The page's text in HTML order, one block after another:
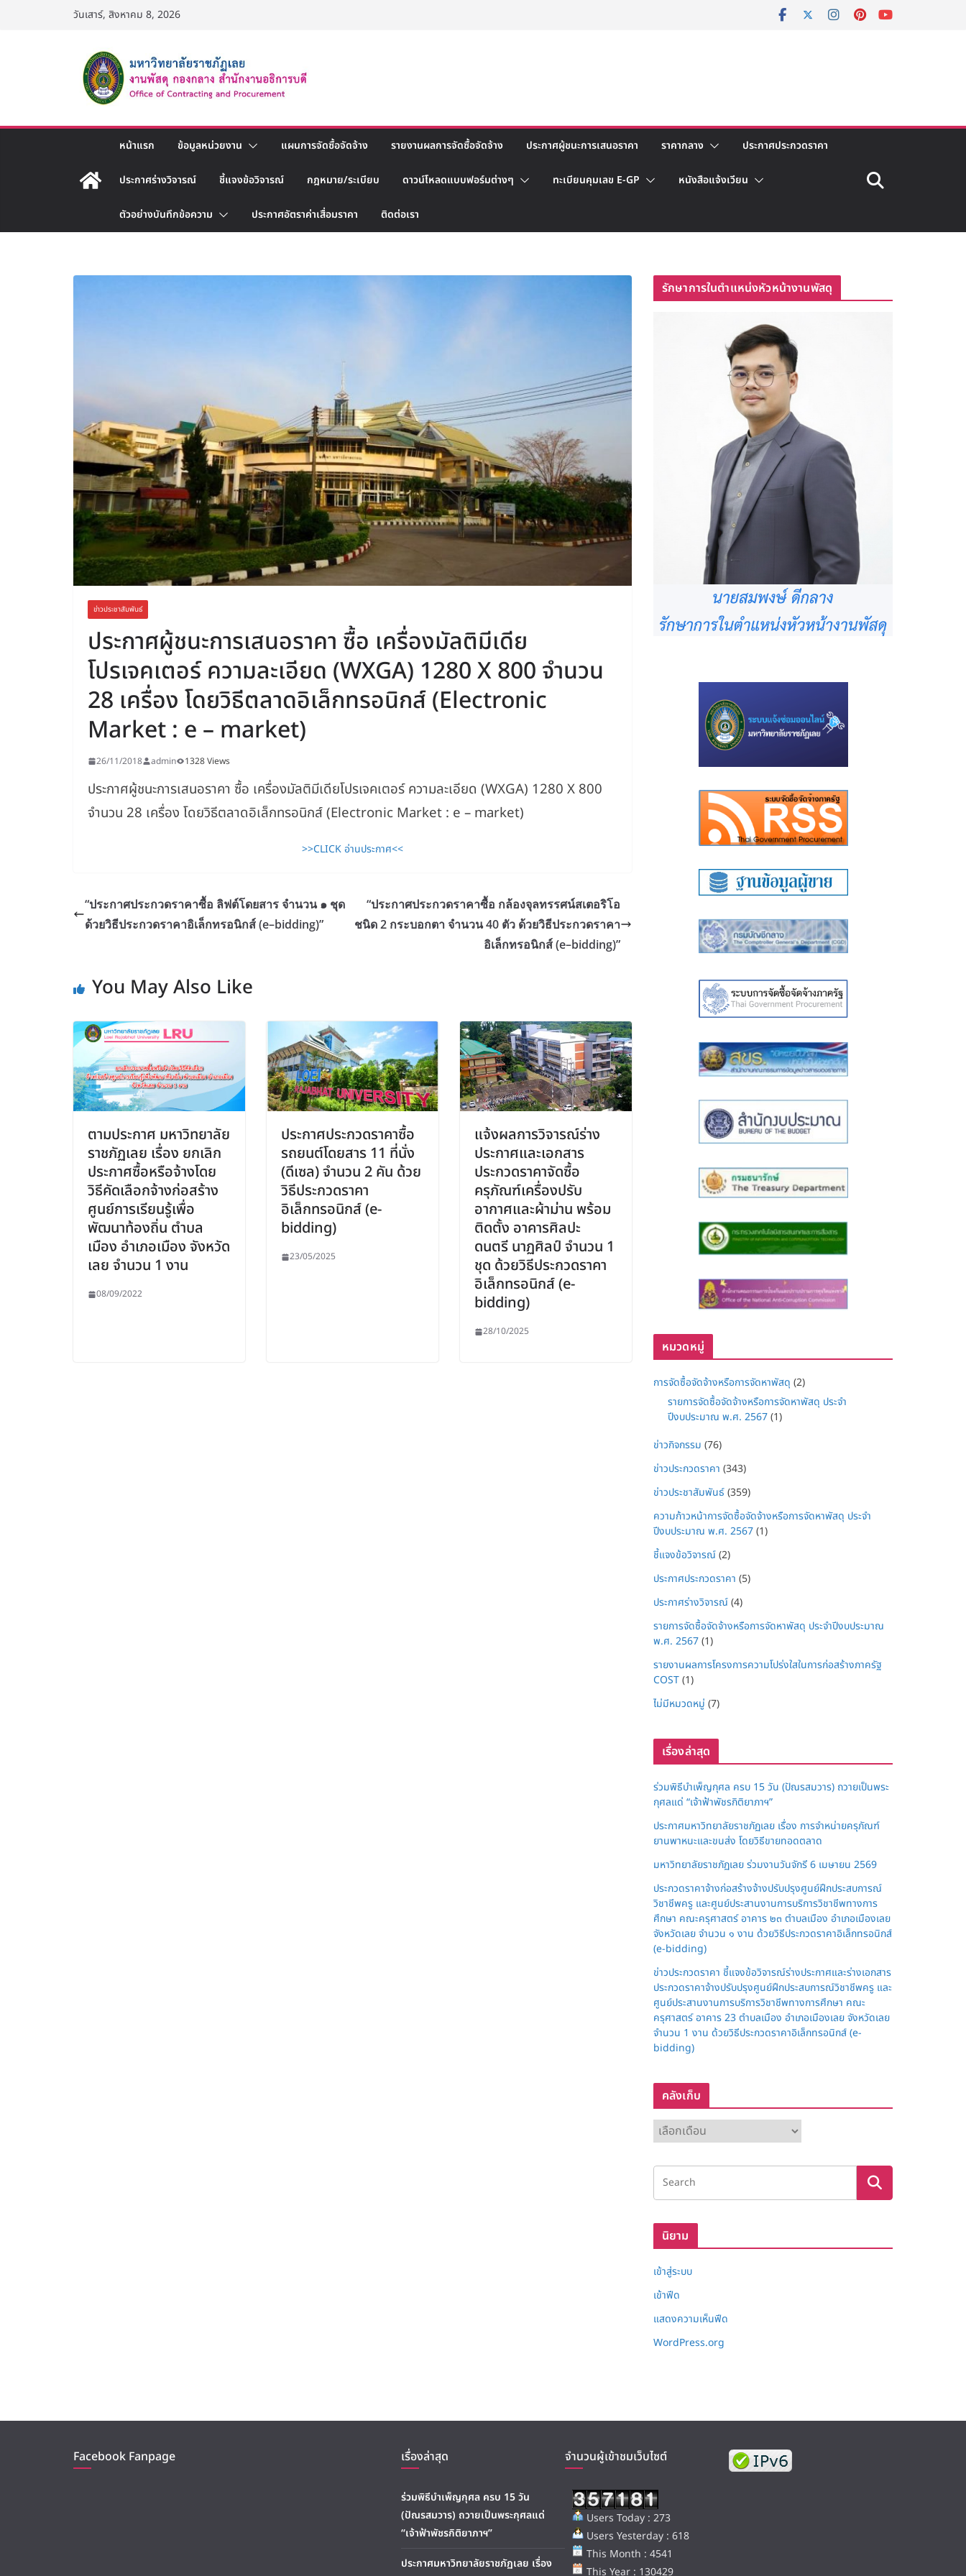
วันเสาร์, สิงหาคม 8, 2026
หน้าแรก ข้อมูลหน่วยงาน แผนการจัดซื้อจัดจ้าง รายงานผลการจัดซื้อจัดจ้าง ประกาศผู้ชนะการเสนอราคา ราคากลาง ประกาศประกวดราคา
ประกาศร่างวิจารณ์ ชี้แจงข้อวิจารณ์ กฎหมาย/ระเบียบ ดาวน์โหลดแบบฟอร์มต่างๆ ทะเบียนคุมเลข E-GP หนังสือแจ้งเวียน
ตัวอย่างบันทึกข้อความ ประกาศอัตราค่าเสื่อมราคา ติดต่อเรา
ข่าวประชาสัมพันธ์
ประกาศผู้ชนะการเสนอราคา ซื้อ เครื่องมัลติมีเดีย
โปรเจคเตอร์ ความละเอียด (WXGA) 1280 X 800 จำนวน
28 เครื่อง โดยวิธีตลาดอิเล็กทรอนิกส์ (Electronic
Market : e – market)
26/11/2018 admin 1328 Views
ประกาศผู้ชนะการเสนอราคา ซื้อ เครื่องมัลติมีเดียโปรเจคเตอร์ ความละเอียด (WXGA) 1280 X 800
จำนวน 28 เครื่อง โดยวิธีตลาดอิเล็กทรอนิกส์ (Electronic Market : e – market)
>>CLICK อ่านประกาศ<<
“ประกาศประกวดราคาซื้อ ลิฟต์โดยสาร จำนวน ๑ ชุด
ด้วยวิธีประกวดราคาอิเล็กทรอนิกส์ (e–bidding)”
“ประกาศประกวดราคาซื้อ กล้องจุลทรรศน์สเตอริโอ
ชนิด 2 กระบอกตา จำนวน 40 ตัว ด้วยวิธีประกวดราคา
อิเล็กทรอนิกส์ (e–bidding)”
You May Also Like
ตามประกาศ มหาวิทยาลัย
ราชภัฏเลย เรื่อง ยกเลิก
ประกาศซื้อหรือจ้างโดย
วิธีคัดเลือกจ้างก่อสร้าง
ศูนย์การเรียนรู้เพื่อ
พัฒนาท้องถิ่น ตำบล
เมือง อำเภอเมือง จังหวัด
เลย จำนวน 1 งาน
08/09/2022
ประกาศประกวดราคาซื้อ
รถยนต์โดยสาร 11 ที่นั่ง
(ดีเซล) จำนวน 2 คัน ด้วย
วิธีประกวดราคา
อิเล็กทรอนิกส์ (e-
bidding)
23/05/2025
แจ้งผลการวิจารณ์ร่าง
ประกาศและเอกสาร
ประกวดราคาจัดซื้อ
ครุภัณฑ์เครื่องปรับ
อากาศและผ้าม่าน พร้อม
ติดตั้ง อาคารศิลปะ
ดนตรี นาฏศิลป์ จำนวน 1
ชุด ด้วยวิธีประกวดราคา
อิเล็กทรอนิกส์ (e-
bidding)
28/10/2025
รักษาการในตำแหน่งหัวหน้างานพัสดุ
หมวดหมู่
การจัดซื้อจัดจ้างหรือการจัดหาพัสดุ (2)
รายการจัดซื้อจัดจ้างหรือการจัดหาพัสดุ ประจำ
ปีงบประมาณ พ.ศ. 2567(1)
ข่าวกิจกรรม (76)
ข่าวประกวดราคา (343)
ข่าวประชาสัมพันธ์(359)
ความก้าวหน้าการจัดซื้อจัดจ้างหรือการจัดหาพัสดุ ประจำ
ปีงบประมาณ พ.ศ. 2567(1)
ชี้แจงข้อวิจารณ์(2)
ประกาศประกวดราคา (5)
ประกาศร่างวิจารณ์(4)
รายการจัดซื้อจัดจ้างหรือการจัดหาพัสดุ ประจำปีงบประมาณ
พ.ศ. 2567(1)
รายงานผลการโครงการความโปร่งใสในการก่อสร้างภาครัฐ
COST(1)
ไม่มีหมวดหมู่ (7)
เรื่องล่าสุด
ร่วมพิธีบำเพ็ญกุศล ครบ 15 วัน (ปัณรสมวาร) ถวายเป็นพระ
กุศลแด่ “เจ้าฟ้าพัชรกิติยาภาฯ”
ประกาศมหาวิทยาลัยราชภัฏเลย เรื่อง การจำหน่ายครุภัณฑ์
ยานพาหนะและขนส่ง โดยวิธีขายทอดตลาด
มหาวิทยาลัยราชภัฏเลย ร่วมงานวันจักรี 6 เมษายน 2569
ประกวดราคาจ้างก่อสร้างจ้างปรับปรุงศูนย์ฝึกประสบการณ์
วิชาชีพครู และศูนย์ประสานงานการบริการวิชาชีพทางการ
ศึกษา คณะครุศาสตร์ อาคาร ๒๓ ตำบลเมือง อำเภอเมืองเลย
จังหวัดเลย จำนวน ๑ งาน ด้วยวิธีประกวดราคาอิเล็กทรอนิกส์
(e-bidding)
ข่าวประกวดราคา ชี้แจงข้อวิจารณ์ร่างประกาศและร่างเอกสาร
ประกวดราคาจ้างปรับปรุงศูนย์ฝึกประสบการณ์วิชาชีพครู และ
ศูนย์ประสานงานการบริการวิชาชีพทางการศึกษา คณะ
ครุศาสตร์ อาคาร 23 ตำบลเมือง อำเภอเมืองเลย จังหวัดเลย
จำนวน 1 งาน ด้วยวิธีประกวดราคาอิเล็กทรอนิกส์ (e-
bidding)
คลังเก็บ
ลั
ง
ก็
นิยาม
เข้าสู่ระบบ
เข้าฟีด
แสดงความเห็นฟีด
WordPress.org
Facebook Fanpage เรื่องล่าสุด
ร่วมพิธีบำเพ็ญกุศล ครบ 15 วัน
(ปัณรสมวาร) ถวายเป็นพระกุศลแด่
“เจ้าฟ้าพัชรกิติยาภาฯ”
ประกาศมหาวิทยาลัยราชภัฏเลย เรื่อง
จำนวนผู้เข้าชมเว็บไซต์
Users Today : 273
Users Yesterday : 618
This Month : 4541
This Year : 130429